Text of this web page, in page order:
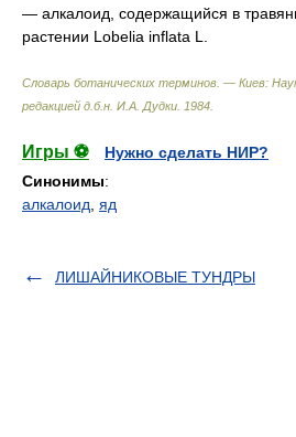
— алкалоид, содержащийся в
растении Lobelia inflata L.
Словарь ботанических терминов. — Киев:
редакцией д.б.н. И.А. Дудки 1984
Игры ⚽
Нужно сделать НИР?
Синонимы:
алкалоид яд
ЛИШАЙНИКОВЫЕ ТУНДРЫ